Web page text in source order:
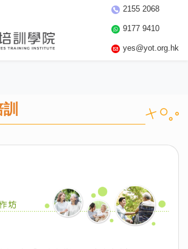
2155 2068
9177 9410
yes@yot.org.hk